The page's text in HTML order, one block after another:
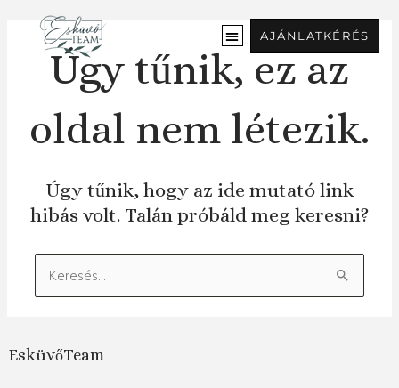
tartalomra
AJÁNLATKÉRÉS
Úgy tűnik, ez az
oldal nem létezik.
Úgy tűnik, hogy az ide mutató link
hibás volt. Talán próbáld meg keresni?
Keresés:
EsküvőTeam